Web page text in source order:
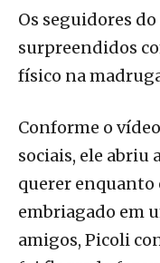
Os seguidores
surpreendidos
físico na
Conforme o
sociais, ele abriu
querer enquanto
embriagado em
amigos, Picoli